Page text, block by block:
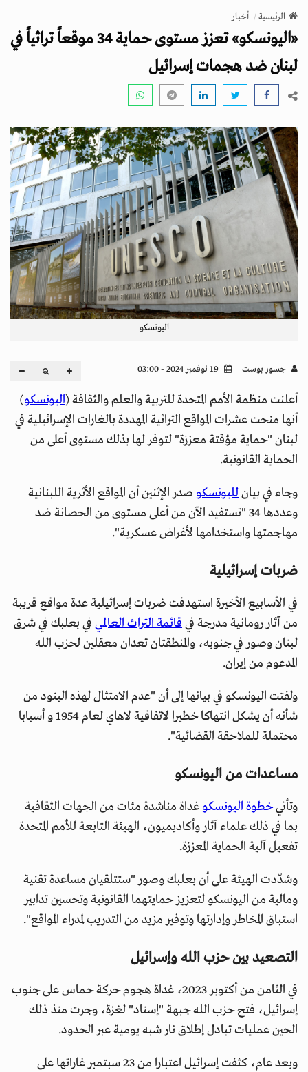
v
g
a
n
الرئيسية أخبار
«اليونسكو» تعزز مستوى حماية 34 موقعاً تراثياً في
لبنان ضد هجمات إسرائيل
اليونسكو
جسور بوست
أعلنت منظمة الأمم المتحدة للتربية والعلم والثقافة (اليونسكو)
أنها منحت عشرات المواقع التراثية المهددة بالغارات الإسرائيلية في
لبنان "حماية مؤقتة معززة" لتوفر لها بذلك مستوى أعلى من
الحماية القانونية.
وجاء في بيانلليونسكو صدر الإثنين أن المواقع الأثرية اللبنانية
وعددها 34 "تستفيد الآن من أعلى مستوى من الحصانة ضد
مهاجمتها واستخدامها لأغراض عسكرية".
ضربات إسرائيلية
في الأسابيع الأخيرة استهدفت ضربات إسرائيلية عدة مواقع قريبة
من آثار رومانية مدرجة فيقائمة التراث العالمي في بعلبك في شرق
لبنان وصور في جنوبه، والمنطقتان تعدان معقلين لحزب الله
المدعوم من إيران.
ولفتت اليونسكو في بيانها إلى أن "عدم الامتثال لهذه البنود من
شأنه أن يشكل انتهاكا خطيرا لاتفاقية لاهاي لعام 1954 و أسبابا
محتملة للملاحقة القضائية".
مساعدات من اليونسكو
وتأتيخطوة اليونسكو غداة مناشدة مئات من الجهات الثقافية
بما في ذلك علماء آثار وأكاديميون، الهيئة التابعة للأمم المتحدة
تفعيل آلية الحماية المعززة.
وشدّدت الهيئة على أن بعلبك وصور "ستتلقيان مساعدة تقنية
ومالية من اليونسكو لتعزيز حمايتهما القانونية وتحسين تدابير
استباق المخاطر وإدارتها وتوفير مزيد من التدريب لمدراء المواقع".
التصعيد بين حزب الله وإسرائيل
في الثامن من أكتوبر 2023، غداة هجوم حركة حماس على جنوب
إسرائيل، فتح حزب الله جبهة "إسناد" لغزة، وجرت منذ ذلك
الحين عمليات تبادل إطلاق نار شبه يومية عبر الحدود.
وبعد عام، كثفت إسرائيل اعتبارا من 23 سبتمبر غاراتها على